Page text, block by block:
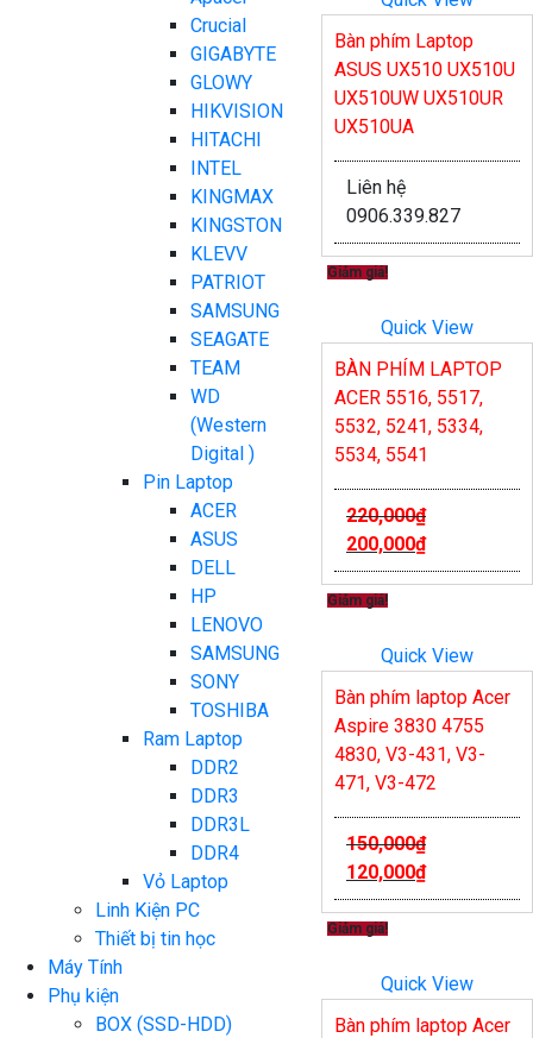
Crucial
GIGABYTE
GLOWY
HIKVISION
HITACHI
INTEL
KINGMAX
KINGSTON
KLEVV
PATRIOT
SAMSUNG
SEAGATE
TEAM
WD
(Western
Digital )
Pin Laptop
ACER
ASUS
DELL
HP
LENOVO
SAMSUNG
SONY
TOSHIBA
Ram Laptop
DDR2
DDR3
DDR3L
DDR4
Vỏ Laptop
Linh Kiện PC
Thiết bị tin học
Máy Tính
Phụ kiện
BOX (SSD-HDD)
Bàn phím Laptop
ASUS UX510 UX510U
UX510UW UX510UR
UX510UA
Liên hệ
0906.339.827
Giảm giá!
Quick View
BÀN PHÍM LAPTOP
ACER 5516, 5517,
5532, 5241, 5334,
5534, 5541
220,000₫
200,000₫
Giảm giá!
Quick View
Bàn phím laptop Acer
Aspire 3830 4755
4830, V3-431, V3-
471, V3-472
150,000₫
120,000₫
Giảm giá!
Quick View
Bàn phím laptop Acer